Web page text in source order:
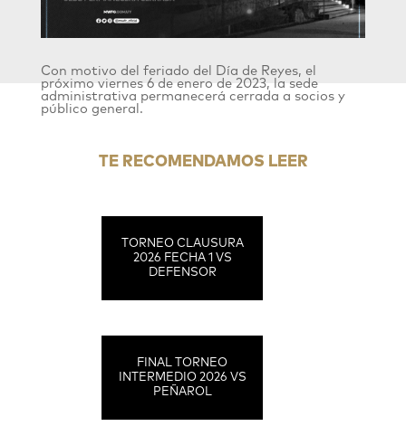
Con motivo del feriado del Día de Reyes, el
próximo viernes 6 de enero de 2023, la sede
administrativa permanecerá cerrada a socios y
público general.
TE RECOMENDAMOS LEER
TORNEO CLAUSURA
2026 FECHA 1 VS
DEFENSOR
FINAL TORNEO
INTERMEDIO 2026 VS
PEÑAROL